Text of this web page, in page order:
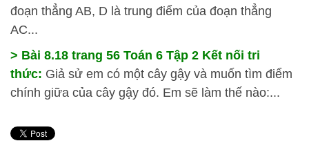
đoạn thẳng AB, D là trung điểm của đoạn thẳng
AC...
> Bài 8.18 trang 56 Toán 6 Tập 2 Kết nối tri
thức: Giả sử em có một cây gậy và muốn tìm điểm
chính giữa của cây gậy đó. Em sẽ làm thế nào:...